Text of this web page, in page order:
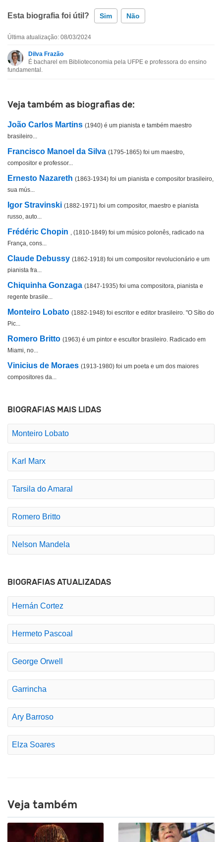
Esta biografia foi útil? Sim Não
Esta biografia não tem a informação que procuro
Última atualização: 08/03/2024
Dilva Frazão
É bacharel em Biblioteconomia pela UFPE e professora do ensino
fundamental.
Veja também as biografias de:
João Carlos Martins (1940) é um pianista e também maestro
brasileiro...
Francisco Manoel da Silva (1795-1865) foi um maestro,
compositor e professor...
Ernesto Nazareth (1863-1934) foi um pianista e compositor brasileiro,
sua mús...
Igor Stravinski (1882-1971) foi um compositor, maestro e pianista
russo, auto...
Frédéric Chopin
, (1810-1849) foi um músico polonês, radicado na
França, cons...
Claude Debussy (1862-1918) foi um compositor revolucionário e um
pianista fra...
Chiquinha Gonzaga (1847-1935) foi uma compositora, pianista e
regente brasile...
Monteiro Lobato (1882-1948) foi escritor e editor brasileiro. "O Sítio do
Pic...
Romero Britto (1963) é um pintor e escultor brasileiro. Radicado em
Miami, no...
Vinicius de Moraes (1913-1980) foi um poeta e um dos maiores
compositores da...
BIOGRAFIAS MAIS LIDAS
Monteiro Lobato
Karl Marx
Tarsila do Amaral
Romero Britto
Nelson Mandela
BIOGRAFIAS ATUALIZADAS
Hernán Cortez
Hermeto Pascoal
George Orwell
Garrincha
Ary Barroso
Elza Soares
Veja também